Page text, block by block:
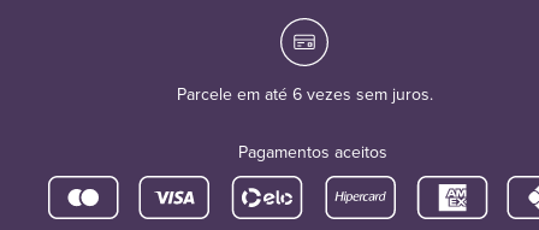
Parcele em até 6 vezes sem juros.
Pagamentos aceitos